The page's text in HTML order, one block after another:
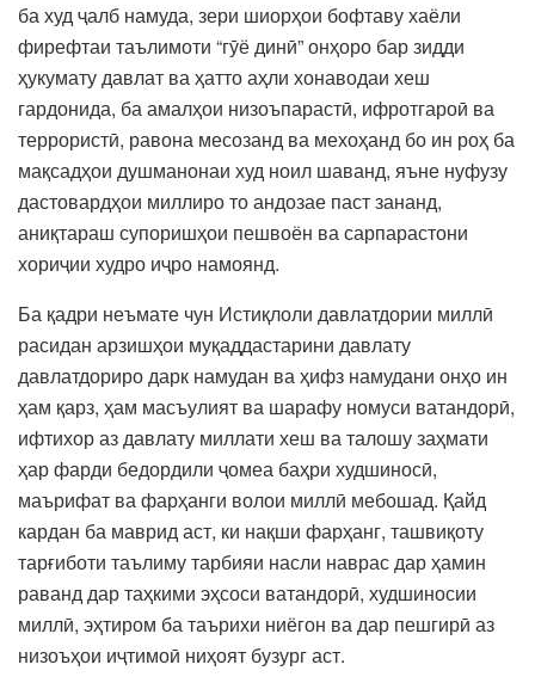
ба худ ҷалб намуда, зери шиорҳои бофтаву хаёли
фирефтаи таълимоти “гӯё динӣ” онҳоро бар зидди
ҳукумату давлат ва ҳатто аҳли хонаводаи хеш
гардонида, ба амалҳои низоъпарастӣ, ифротгароӣ ва
террористӣ, равона месозанд ва мехоҳанд бо ин роҳ ба
мақсадҳои душманонаи худ ноил шаванд, яъне нуфузу
дастовардҳои миллиро то андозае паст зананд,
аниқтараш супоришҳои пешвоён ва сарпарастони
хориҷии худро иҷро намоянд.
Ба қадри неъмате чун Истиқлоли давлатдории миллӣ
расидан арзишҳои муқаддастарини давлату
давлатдориро дарк намудан ва ҳифз намудани онҳо ин
ҳам қарз, ҳам масъулият ва шарафу номуси ватандорӣ,
ифтихор аз давлату миллати хеш ва талошу заҳмати
ҳар фарди бедордили ҷомеа баҳри худшиносӣ,
маърифат ва фарҳанги волои миллӣ мебошад. Қайд
кардан ба маврид аст, ки нақши фарҳанг, ташвиқоту
тарғиботи таълиму тарбияи насли наврас дар ҳамин
раванд дар таҳкими эҳсоси ватандорӣ, худшиносии
миллӣ, эҳтиром ба таърихи ниёгон ва дар пешгирӣ аз
низоъҳои иҷтимоӣ ниҳоят бузург аст.